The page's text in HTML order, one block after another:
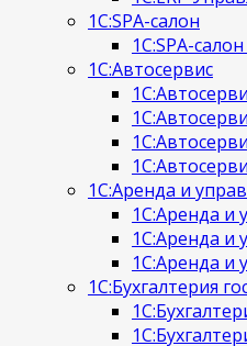
1С:SPA-салон
1С:SPA-
1С:Автосервис
1С:Аренда и
1С:Аренда и
1С:Аренда и
1С:Аренда и
1С:Бухгалтерия